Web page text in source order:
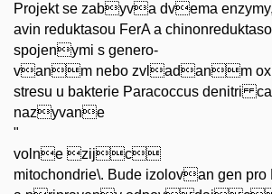
Projekt se zabyva dvema enzymy,
avin reduktasou FerA a
spojenymi s genero-
vanm nebo zvladanm
stresu u bakterie Paracoccus denitri
nazyvane
"
volne zijc
mitochondrie\. Bude izolovan gen pro